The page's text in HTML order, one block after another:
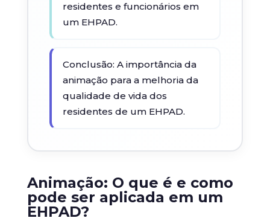
residentes e funcionários em
um EHPAD.
Conclusão: A importância da
animação para a melhoria da
qualidade de vida dos
residentes de um EHPAD.
Animação: O que é e como
pode ser aplicada em um
EHPAD?